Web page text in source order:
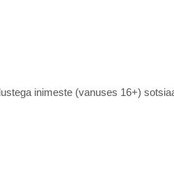
inimeste (vanuses 16+)